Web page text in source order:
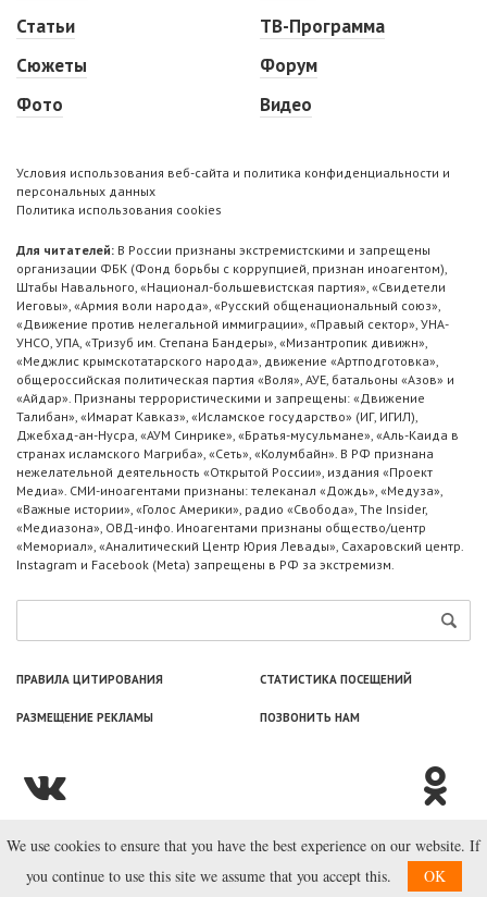
Статьи
Сюжеты
Фото
ТВ-Программа
Форум
Видео
Условия использования веб-сайта и политика конфиденциальности и
персональных данных
Политика использования cookies
Для читателей: В России признаны экстремистскими и запрещены
организации ФБК (Фонд борьбы с коррупцией, признан иноагентом),
Штабы Навального, «Национал-большевистская партия», «Свидетели
Иеговы», «Армия воли народа», «Русский общенациональный союз»,
«Движение против нелегальной иммиграции», «Правый сектор», УНА-
УНСО, УПА, «Тризуб им. Степана Бандеры», «Мизантропик дивижн»,
«Меджлис крымскотатарского народа», движение «Артподготовка»,
общероссийская политическая партия «Воля», АУЕ, батальоны «Азов» и
«Айдар». Признаны террористическими и запрещены: «Движение
Талибан», «Имарат Кавказ», «Исламское государство» (ИГ, ИГИЛ),
Джебхад-ан-Нусра, «АУМ Синрике», «Братья-мусульмане», «Аль-Каида в
странах исламского Магриба», «Сеть», «Колумбайн». В РФ признана
нежелательной деятельность «Открытой России», издания «Проект
Медиа». СМИ-иноагентами признаны: телеканал «Дождь», «Медуза»,
«Важные истории», «Голос Америки», радио «Свобода», The Insider,
«Медиазона», ОВД-инфо. Иноагентами признаны общество/центр
«Мемориал», «Аналитический Центр Юрия Левады», Сахаровский центр.
Instagram и Facebook (Metа) запрещены в РФ за экстремизм.
ПРАВИЛА ЦИТИРОВАНИЯ СТАТИСТИКА ПОСЕЩЕНИЙ
РАЗМЕЩЕНИЕ РЕКЛАМЫ ПОЗВОНИТЬ НАМ
© ООО «Лаборатория Новоcтей», 2003—2026.
We use cookies to ensure that you have the best experience on our website. If
you continue to use this site we assume that you accept this.
OK